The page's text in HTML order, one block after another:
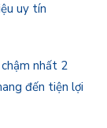
uy tín
nhất 2
đến tiện lợi